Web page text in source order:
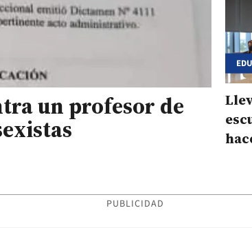
un profesor de
PUBLICIDAD